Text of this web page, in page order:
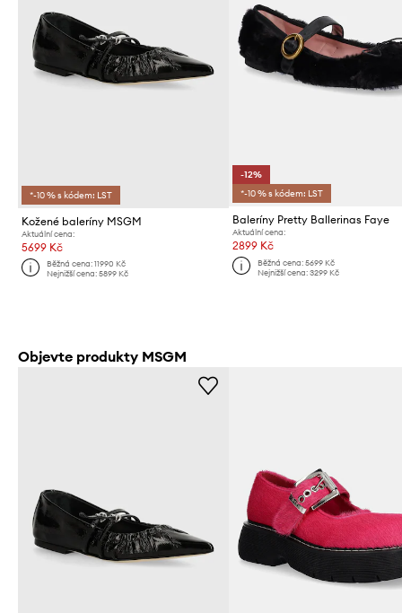
*-10 % s kódem: LST
Kožené baleríny MSGM
Aktuální cena:
5699 Kč
Běžná cena:11990 Kč
Nejnižší cena:5899 Kč
-12%
*-10 % s kódem: LST
Baleríny Pretty Ballerinas Faye
Aktuální cena:
2899 Kč
Běžná cena: 5699 Kč
Nejnižší cena: 3299 Kč
Objevte produkty MSGM